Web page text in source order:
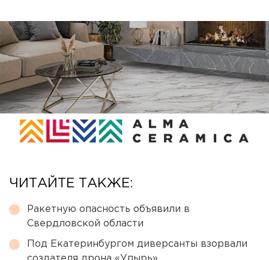
ЧИТАЙТЕ ТАКЖЕ:
Ракетную опасность объявили в
Свердловской области
Под Екатеринбургом диверсанты взорвали